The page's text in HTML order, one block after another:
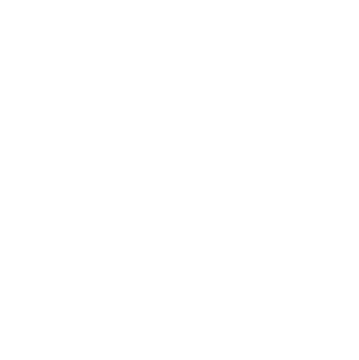
2016
suivants :